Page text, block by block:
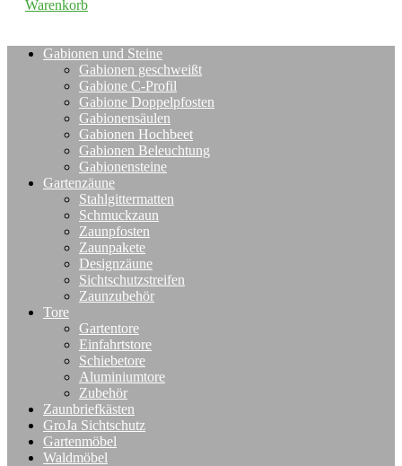
Warenkorb
Gabionen und Steine
Gabionen geschweißt
Gabione C-Profil
Gabione Doppelpfosten
Gabionensäulen
Gabionen Hochbeet
Gabionen Beleuchtung
Gabionensteine
Gartenzäune
Stahlgittermatten
Schmuckzaun
Zaunpfosten
Zaunpakete
Designzäune
Sichtschutzstreifen
Zaunzubehör
Tore
Gartentore
Einfahrtstore
Schiebetore
Aluminiumtore
Zubehör
Zaunbriefkästen
GroJa Sichtschutz
Gartenmöbel
Waldmöbel